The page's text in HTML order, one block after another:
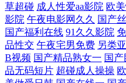
费播放 日本人人色 97人人操人
免费产品绘合精品综合 91人人
场 91蜜桃传媒一区 老湿机福利
草超碰 成人性爱aa影院 欧
影院 午夜电影网久久 国产
国产福利在线 91久久影院
品性交 午夜宅男免费 另类
B视频 国产精品熟女一 国
品无码短片 超碰成人操操